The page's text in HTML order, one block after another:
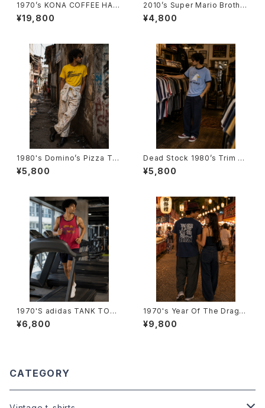
1970’s KONA COFFEE HAW
AIIAN SHIRTS -1970年代 コ
ナ・コーヒー ハワイアンシャツ-
¥19,800
2010’s Super Mario Brother
s T-Shirts -2017年 スーパー
マリオブラザーズTシャツ-
¥4,800
1980's Domino’s Pizza T-S
hirts -1980年代 ドミノ・ピザT
シャツ-
¥5,800
Dead Stock 1980’s Trim T-
Shirts -デッドストック 1980年
代 リンガーTシャツ-
¥5,800
1970'S adidas TANK TOP -
1970年代 アディダス タンクトッ
プ-
¥6,800
1970's Year Of The Drago
n T-Shirts -1970年代 辰年T
シャツ-
¥9,800
CATEGORY